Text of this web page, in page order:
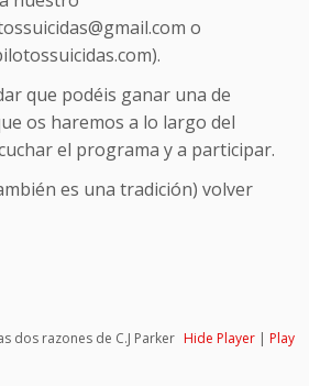
o
que podéis ganar una de
os haremos a lo largo del
el programa y a participar.
es una tradición) volver
dos razones de C.J Parker Hide Player| Play